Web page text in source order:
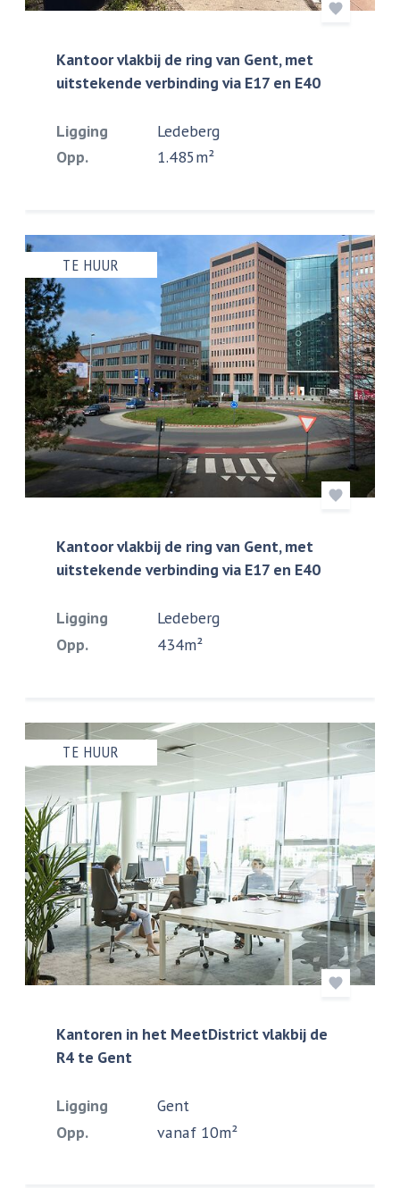
Kantoor vlakbij de ring van Gent, met
uitstekende verbinding via E17 en E40
Ligging
Ledeberg
Opp.
1.485m²
TE HUUR
Kantoor vlakbij de ring van Gent, met
uitstekende verbinding via E17 en E40
Ligging
Ledeberg
Opp.
434m²
TE HUUR
Kantoren in het MeetDistrict vlakbij de
R4 te Gent
Ligging
Gent
Opp.
vanaf 10m²